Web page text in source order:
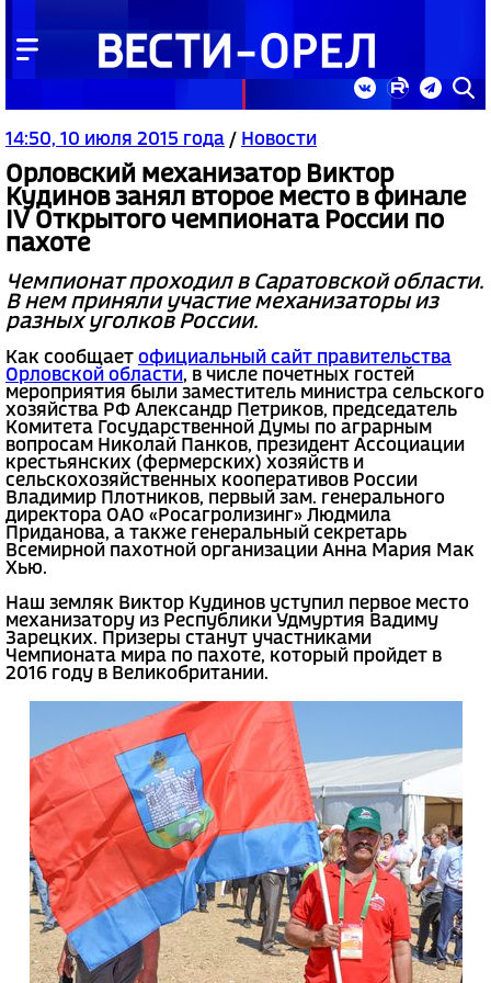
14:50, 10 июля 2015 года / Новости
Орловский механизатор Виктор
Кудинов занял второе место в финале
IV Открытого чемпионата России по
пахоте
Чемпионат проходил в Саратовской области.
В нем приняли участие механизаторы из
разных уголков России.
Как сообщает официальный сайт правительства
Орловской области, в числе почетных гостей
мероприятия были заместитель министра сельского
хозяйства РФ Александр Петриков, председатель
Комитета Государственной Думы по аграрным
вопросам Николай Панков, президент Ассоциации
крестьянских (фермерских) хозяйств и
сельскохозяйственных кооперативов России
Владимир Плотников, первый зам. генерального
директора ОАО «Росагролизинг» Людмила
Приданова, а также генеральный секретарь
Всемирной пахотной организации Анна Мария Мак
Хью.
Наш земляк Виктор Кудинов уступил первое место
механизатору из Республики Удмуртия Вадиму
Зарецких. Призеры станут участниками
Чемпионата мира по пахоте, который пройдет в
2016 году в Великобритании.